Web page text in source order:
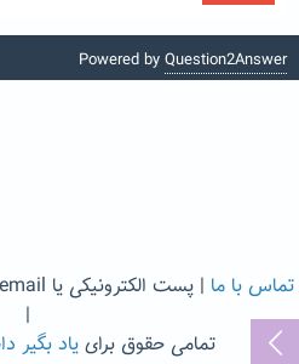
Powered by Question2Answer
تماس با ما | پست الکترونیکی یا email ما :
|
تمامی حقوق براییاد بگیر